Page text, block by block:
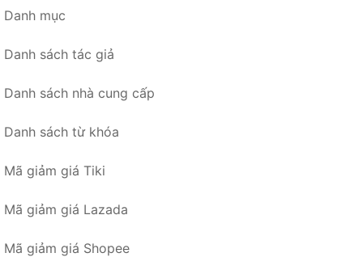
Danh mục
Danh sách tác giả
Danh sách nhà cung cấp
Danh sách từ khóa
Mã giảm giá Tiki
Mã giảm giá Lazada
Mã giảm giá Shopee